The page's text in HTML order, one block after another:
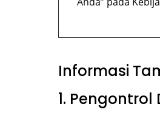
Informasi
1. Pengontrol